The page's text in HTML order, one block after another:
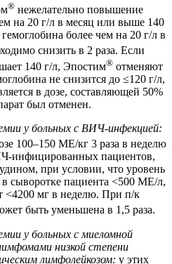
® нежелательно повышение
на 20 г/л в месяц или выше 140
более чем на 20 г/л в
снизить в 2 раза. Если
140 г/л, Эпостим® отменяют
не снизится до ≤120 г/л,
в дозе, составляющей 50%
был отменен.
у больных с ВИЧ-инфекцией:
100–150 МЕ/кг 3 раза в неделю
инфицированных пациентов,
при условии, что уровень
в сыворотке пациента <500 МЕ/л,
<4200 мг в неделю. При п/к
быть уменьшена в 1,5 раза.
у больных с миеломной
низкой степени
лимфолейкозом: у этих